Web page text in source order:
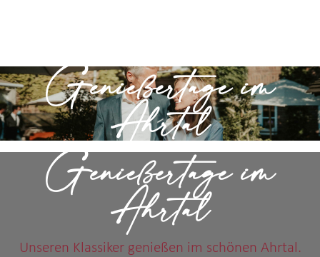
Genießertage im
Ahrtal
Genießertage im
Ahrtal
Unseren Klassiker genießen im schönen Ahrtal.